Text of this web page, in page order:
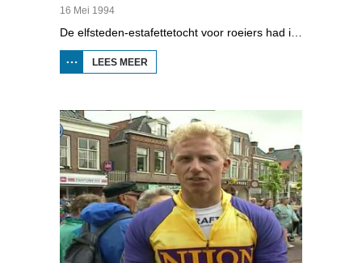
16 Mei 1994
LEES MEER
10E ROEI-